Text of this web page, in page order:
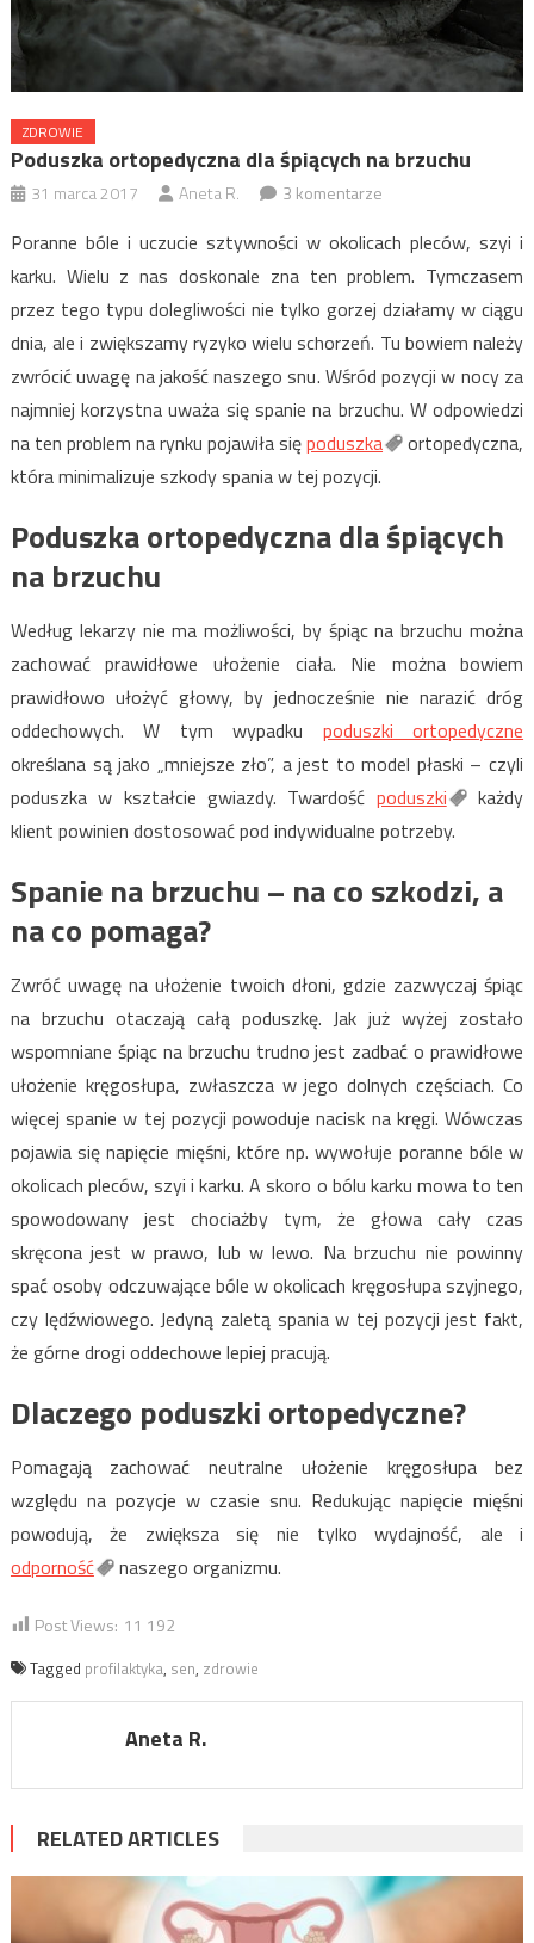
ZDROWIE
Poduszka ortopedyczna dla śpiących na brzuchu
31 marca 2017 Aneta R. 3 komentarze
Poranne bóle i uczucie sztywności w okolicach pleców, szyi i
karku. Wielu z nas doskonale zna ten problem. Tymczasem
przez tego typu dolegliwości nie tylko gorzej działamy w ciągu
dnia, ale i zwiększamy ryzyko wielu schorzeń. Tu bowiem należy
zwrócić uwagę na jakość naszego snu. Wśród pozycji w nocy za
najmniej korzystna uważa się spanie na brzuchu. W odpowiedzi
na ten problem na rynku pojawiła siępoduszka
ortopedyczna,
która minimalizuje szkody spania w tej pozycji.
Poduszka ortopedyczna dla śpiących
na brzuchu
Według lekarzy nie ma możliwości, by śpiąc na brzuchu można
zachować prawidłowe ułożenie ciała. Nie można bowiem
prawidłowo ułożyć głowy, by jednocześnie nie narazić dróg
oddechowych. W tym wypadku poduszki ortopedyczne
określana są jako „mniejsze zło”, a jest to model płaski – czyli
poduszka w kształcie gwiazdy. Twardość poduszki
każdy
klient powinien dostosować pod indywidualne potrzeby.
Spanie na brzuchu – na co szkodzi, a
na co pomaga?
Zwróć uwagę na ułożenie twoich dłoni, gdzie zazwyczaj śpiąc
na brzuchu otaczają całą poduszkę. Jak już wyżej zostało
wspomniane śpiąc na brzuchu trudno jest zadbać o prawidłowe
ułożenie kręgosłupa, zwłaszcza w jego dolnych częściach. Co
więcej spanie w tej pozycji powoduje nacisk na kręgi. Wówczas
pojawia się napięcie mięśni, które np. wywołuje poranne bóle w
okolicach pleców, szyi i karku. A skoro o bólu karku mowa to ten
spowodowany jest chociażby tym, że głowa cały czas
skręcona jest w prawo, lub w lewo. Na brzuchu nie powinny
spać osoby odczuwające bóle w okolicach kręgosłupa szyjnego,
czy lędźwiowego. Jedyną zaletą spania w tej pozycji jest fakt,
że górne drogi oddechowe lepiej pracują.
Dlaczego poduszki ortopedyczne?
Pomagają zachować neutralne ułożenie kręgosłupa bez
względu na pozycje w czasie snu. Redukując napięcie mięśni
powodują, że zwiększa się nie tylko wydajność, ale i
odporność
naszego organizmu.
Post Views: 11 192
Tagged profilaktyka, sen, zdrowie
Aneta R.
RELATED ARTICLES